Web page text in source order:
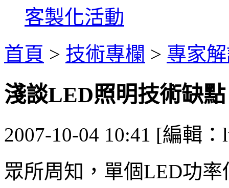
客製化活動
首頁 > 技術專欄 > 專家
淺談LED照明技術缺點
2007-10-04 10:41 [編輯：
眾所周知，單個LED功